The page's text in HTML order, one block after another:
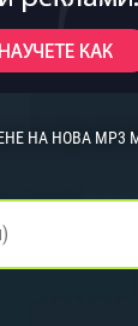
НА НОВА MP3